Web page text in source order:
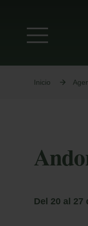
Inicio
Del 20 al 27